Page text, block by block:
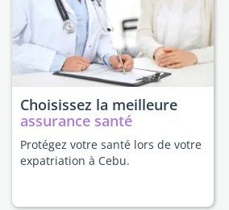
Choisissez la meilleure
assurance santé
Protégez votre santé lors de votre
expatriation à Cebu.